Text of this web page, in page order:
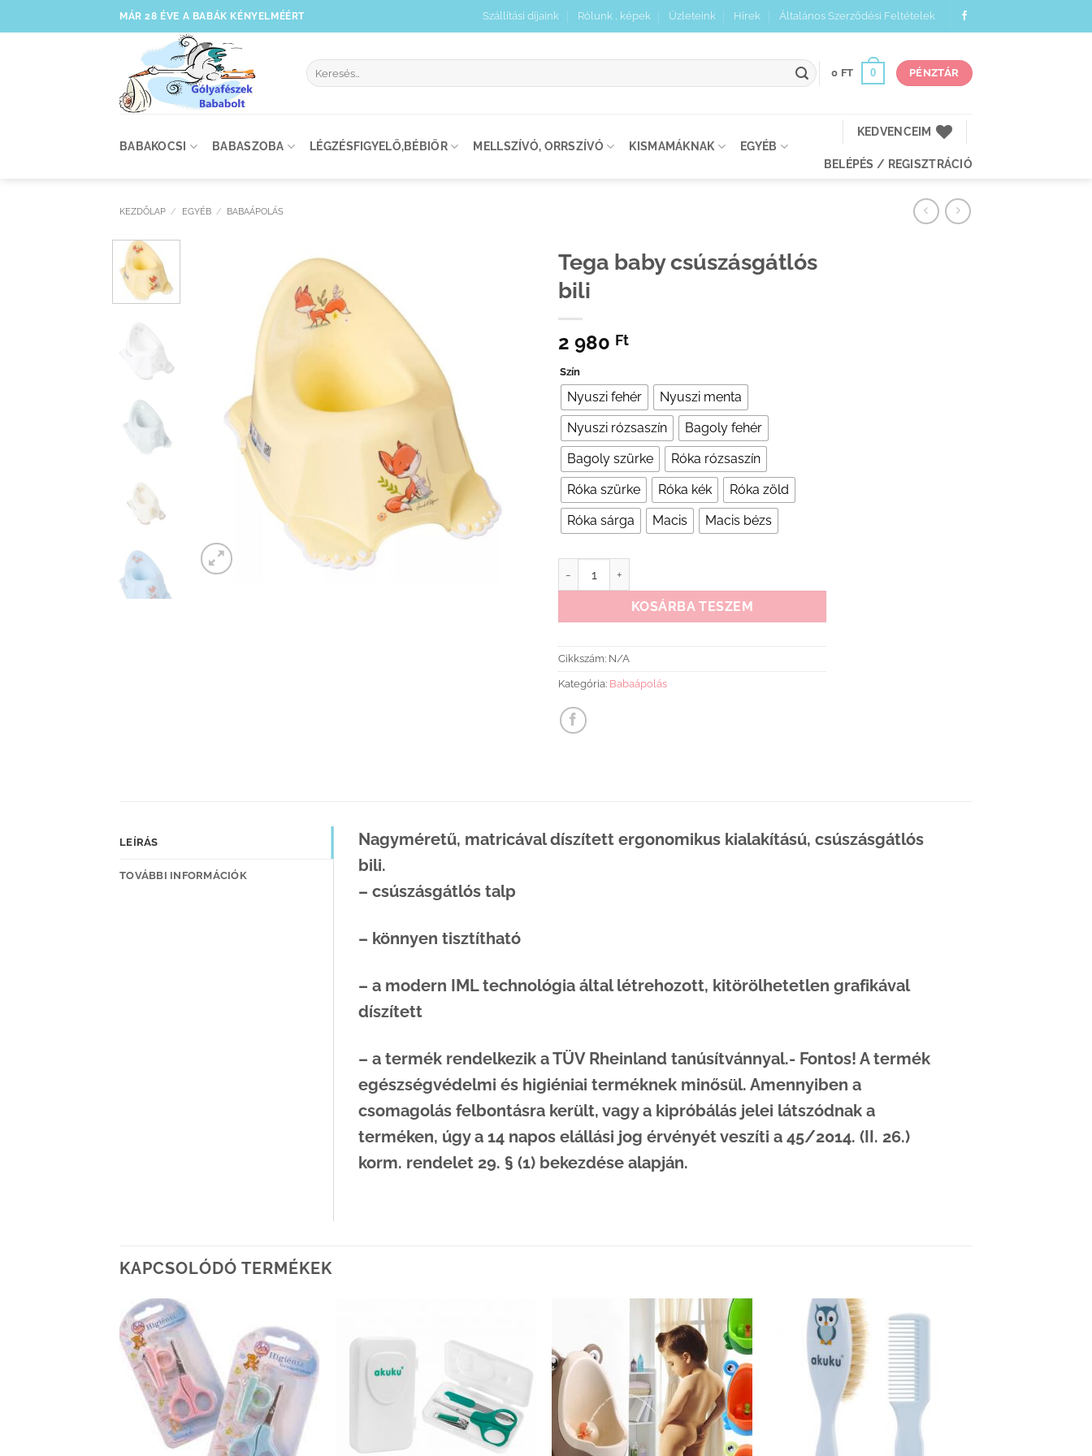
to
MÁR 28 ÉVE A BABÁK KÉNYELMÉÉRT Szállítási díjaink Rólunk , képek Üzleteink Hírek Általános Szerződési Feltételek
Keresés
a
0 FT 0 PÉNZTÁR
BABAKOCSI BABASZOBA LÉGZÉSFIGYELŐ,BÉBIŐR MELLSZÍVÓ, ORRSZÍVÓ KISMAMÁKNAK EGYÉB
KEDVENCEIM
BELÉPÉS / REGISZTRÁCIÓ
KEZDŐLAP / EGYÉB / BABAÁPOLÁS
Tega baby csúszásgátlós
bili
2 980 Ft
Szín
Nyuszi fehér
Nyuszi menta
Nyuszi rózsaszín
Bagoly fehér
Bagoly szürke
Róka rózsaszín
Róka szürke
Róka kék
Róka zöld
Róka sárga
Macis Macis bézs
KOSÁRBA TESZEM
Cikkszám: N/A
Kategória: Babaápolás
LEÍRÁS
TOVÁBBI INFORMÁCIÓK
Nagyméretű, matricával díszített ergonomikus kialakítású, csúszásgátlós
bili.
– csúszásgátlós talp
– könnyen tisztítható
– a modern IML technológia által létrehozott, kitörölhetetlen grafikával
díszített
– a termék rendelkezik a TÜV Rheinland tanúsítvánnyal.- Fontos! A termék
egészségvédelmi és higiéniai terméknek minősül. Amennyiben a
csomagolás felbontásra került, vagy a kipróbálás jelei látszódnak a
terméken, úgy a 14 napos elállási jog érvényét veszíti a 45/2014. (II. 26.)
korm. rendelet 29. § (1) bekezdése alapján.
KAPCSOLÓDÓ TERMÉKEK
Kedvenceimhez
adom
Kedvenceimhez
adom
Kedvenceimhez
adom
Kedvenceimhez
adom